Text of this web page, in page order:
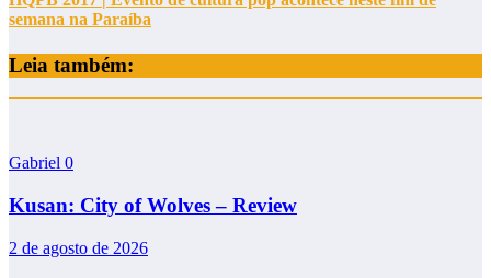
semana na Paraíba
Leia também:
Gabriel 0
Kusan: City of Wolves – Review
2 de agosto de 2026